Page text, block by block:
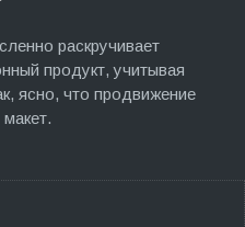
раскручивает
продукт, учитывая
ясно, что продвижение